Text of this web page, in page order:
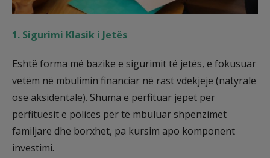
1. Sigurimi Klasik i Jetës
Eshtë forma më bazike e sigurimit të jetës, e fokusuar
vetëm në mbulimin financiar në rast vdekjeje (natyrale
ose aksidentale). Shuma e përfituar jepet për
përfituesit e polices për të mbuluar shpenzimet
familjare dhe borxhet, pa kursim apo komponent
investimi.